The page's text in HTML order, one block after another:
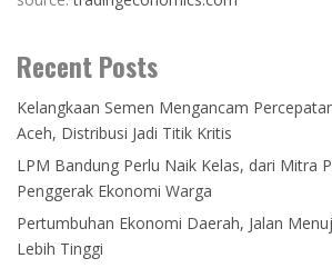
Recent Posts
Kelangkaan Semen Mengancam
Aceh, Distribusi Jadi Titik Kritis
LPM Bandung Perlu Naik Kelas, dari Mitra
Penggerak Ekonomi Warga
Pertumbuhan Ekonomi Daerah, Jalan
Lebih Tinggi